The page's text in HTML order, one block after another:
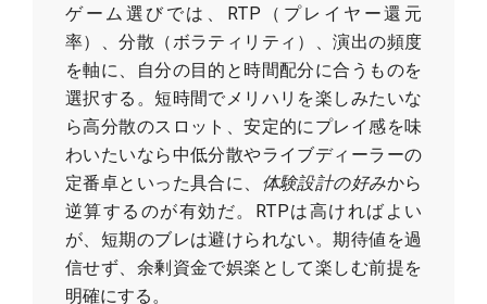
ゲーム選びでは、RTP（プレイヤー還元
率）、分散（ボラティリティ）、演出の頻度
を軸に、自分の目的と時間配分に合うものを
選択する。短時間でメリハリを楽しみたいな
ら高分散のスロット、安定的にプレイ感を味
わいたいなら中低分散やライブディーラーの
定番卓といった具合に、 体験設計の好みから
逆算するのが有効だ。RTPは高ければよい
が、短期のブレは避けられない。期待値を過
信せず、余剰資金で娯楽として楽しむ前提を
明確にする。